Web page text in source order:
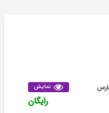
نمایش
رایگان